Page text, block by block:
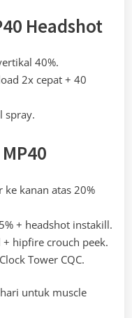
Headshot
40%.
2x cepat + 40
spray.
ke kanan atas 20%
+ headshot instakill.
+ hipfire crouch peek.
Tower CQC.
untuk muscle